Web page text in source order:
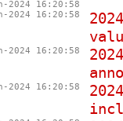
2024 16:20:58
2024 16:20:58
2024 16:20:58
2024 16:20:58